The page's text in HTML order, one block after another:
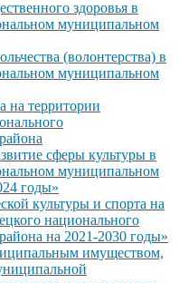
здоровья в
муниципальном
(волонтерства) в
муниципальном
на территории
сферы культуры в
муниципальном
годы»
культуры и спорта на
национального
на 2021-2030 годы»
имуществом,